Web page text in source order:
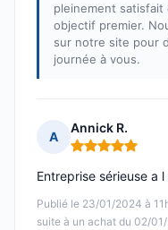
pleinement
objectif premier.
sur notre site pour
journée à vous.
A
Annick R.
Note : 5 sur 5
Publié le 23/01/2024 à
suite à un achat du 02/
Entreprise sérieuse a